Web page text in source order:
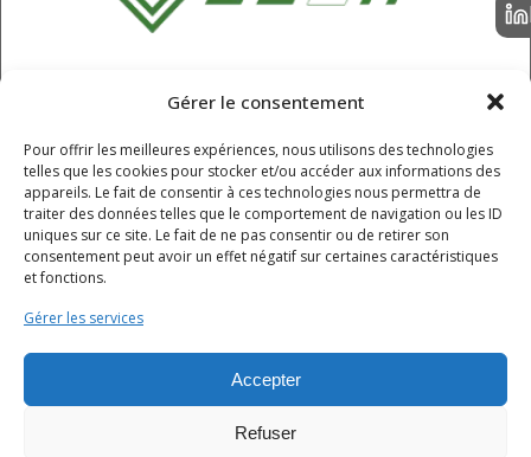
Gérer le consentement
Pour offrir les meilleures expériences, nous utilisons des technologies
telles que les cookies pour stocker et/ou accéder aux informations des
appareils. Le fait de consentir à ces technologies nous permettra de
traiter des données telles que le comportement de navigation ou les ID
uniques sur ce site. Le fait de ne pas consentir ou de retirer son
consentement peut avoir un effet négatif sur certaines caractéristiques
et fonctions.
Gérer les services
Accepter
Refuser
SARL GS2A
Puy-de-Dôme, 63720
04 73 68 61 55
contact@gs2a.fr
Vendredi : 8h - 12h / 12h30 - 15h30
Samedi - dimanche : fermé